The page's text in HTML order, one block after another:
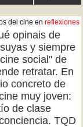
del cine en reflexiones
opinais de
y siempre
social" de
retratar. En
concreto de
muy joven:
de clase
TQD